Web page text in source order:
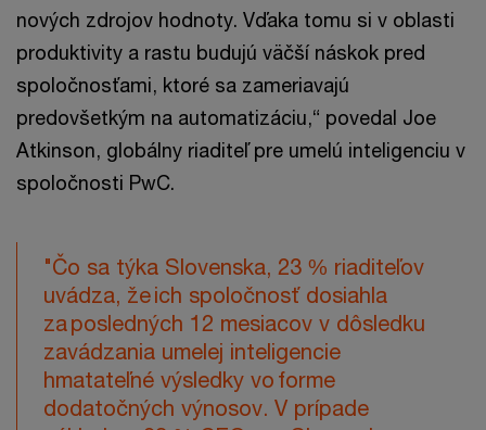
nových zdrojov hodnoty. Vďaka tomu si v oblasti
produktivity a rastu budujú väčší náskok pred
spoločnosťami, ktoré sa zameriavajú
predovšetkým na automatizáciu,“ povedal Joe
Atkinson, globálny riaditeľ pre umelú inteligenciu v
spoločnosti PwC.
"Čo sa týka Slovenska, 23 % riaditeľov
uvádza, že ich spoločnosť dosiahla
za posledných 12 mesiacov v dôsledku
zavádzania umelej inteligencie
hmatateľné výsledky vo forme
dodatočných výnosov. V prípade